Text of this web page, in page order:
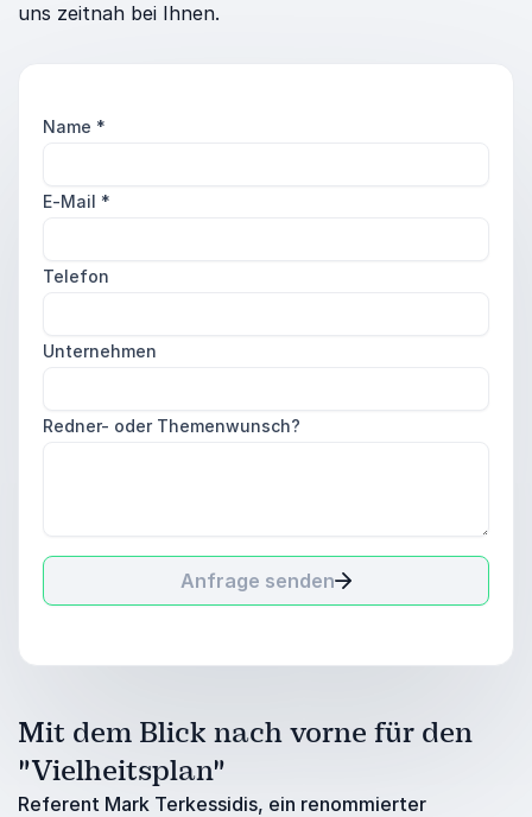
uns zeitnah bei Ihnen.
Name *
E-Mail *
Telefon
Unternehmen
Redner- oder Themenwunsch?
Anfrage senden
Mit dem Blick nach vorne für den
"Vielheitsplan"
Referent Mark Terkessidis, ein renommierter